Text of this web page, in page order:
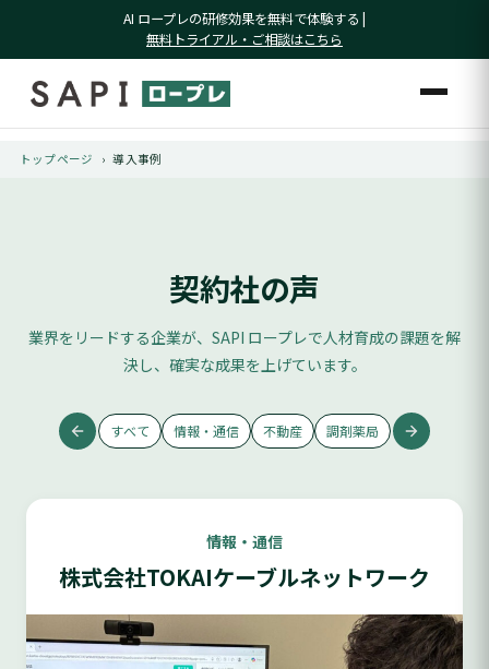
AI ロープレの研修効果を無料で体験する |
無料トライアル・ご相談はこちら
トップページ › 導入事例
契約社の声
業界をリードする企業が、SAPI ロープレで人材育成の課題を解
決し、 確実な成果を上げています。
すべて 情報・通信 不動産 調剤薬局
情報・通信
株式会社TOKAIケーブルネットワーク